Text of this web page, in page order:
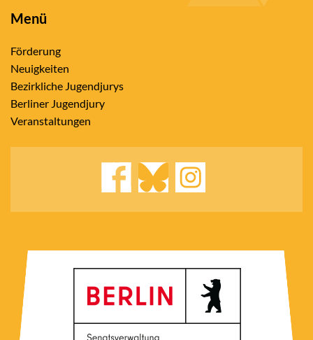
Menü
Förderung
Neuigkeiten
Bezirkliche Jugendjurys
Berliner Jugendjury
Veranstaltungen